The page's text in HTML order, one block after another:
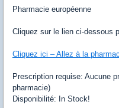
Pharmacie européenne
Cliquez sur le lien ci-dessous
Cliquez ici – Allez à la
Prescription requise: Aucune
pharmacie)
Disponibilité: In Stock!